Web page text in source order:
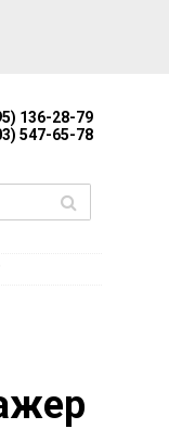
136-28-79
547-65-78